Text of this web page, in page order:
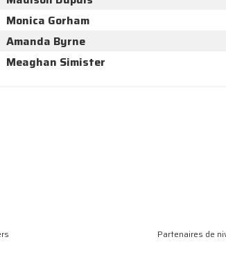
Monica Gorham
Amanda Byrne
Meaghan Simister
Partenaires de